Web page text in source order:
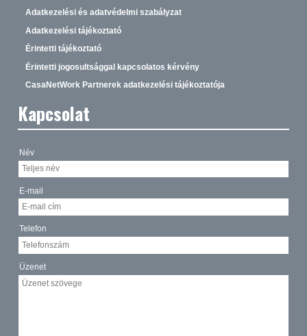
Adatkezelési és adatvédelmi szabályzat
Adatkezelési tájékoztató
Érintetti tájékoztató
Érintetti jogosultsággal kapcsolatos kérvény
CasaNetWork Partnerek adatkezelési tájékoztatója
Kapcsolat
Név
E-mail
Telefon
Üzenet